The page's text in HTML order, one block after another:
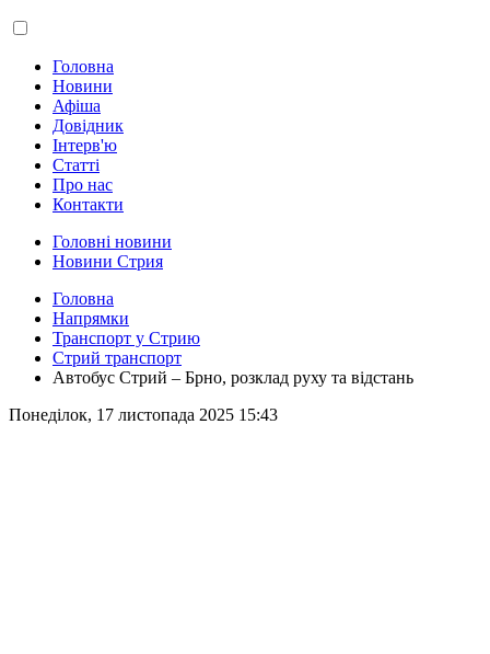
Головна
Новини
Афіша
Довідник
Інтерв'ю
Статті
Про нас
Контакти
Головні новини
Новини Стрия
Головна
Напрямки
Транспорт у Стрию
Стрий транспорт
Автобус Стрий – Брно, розклад руху та відстань
Понеділок, 17 листопада 2025 15:43